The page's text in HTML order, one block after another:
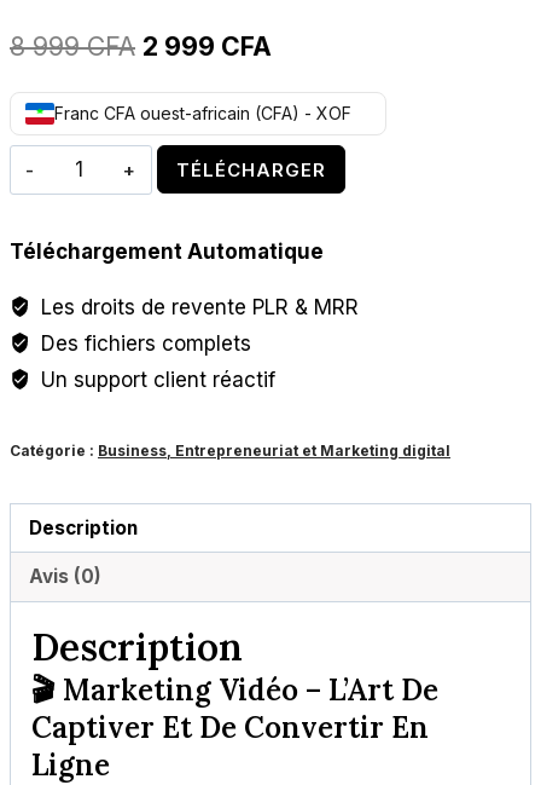
8 999CFA Le
prix
initial
était :
999 CFA.
2 999 CFA
prix
actuel
est :
999 CFA.
Franc CFA ouest-africain (CFA) - XOF
quantité
de
Marketing
L’Art
de
et
Convertir
en
Ligne
TÉLÉCHARGER
Téléchargement Automatique
Les droits de revente PLR & MRR
Des fichiers complets
Un support client réactif
Catégorie : Business, Entrepreneuriat et Marketing digital
Description
Avis (0)
Description
🎬 Marketing Vidéo – L’Art De
Captiver Et De Convertir En
Ligne